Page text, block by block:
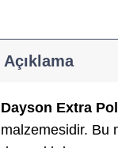
Açıklama
Dayson Extra
malzemesidir. Bu